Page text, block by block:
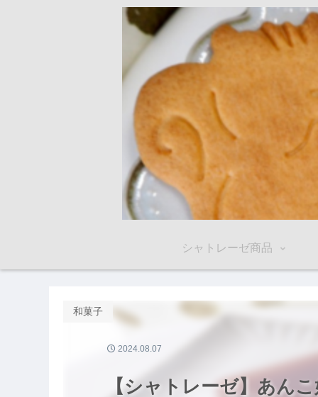
シャトレーゼ商品
【シャトレーゼ】あん
和菓子
2024.08.07